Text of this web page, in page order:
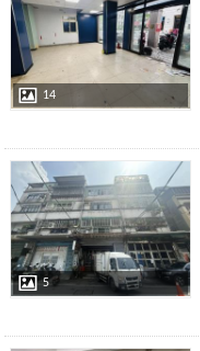
14
店長推薦
5